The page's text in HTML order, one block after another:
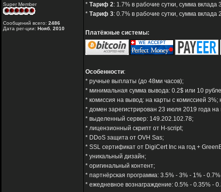
Super Member
Сообщений всего: 2486
Дата рег-ции: Нояб. 2010
* Тариф 2: 1.7% в рабочие сутки, сумма
* Тариф 3: 0.7% в рабочие сутки, сумма
Платёжные системы:
Особенности:
* ручные выплаты (до 48ми часов);
* минимальная сумма вывода: 0.2$ или 10
* комиссия на вывод: на карты с комиссией
* домен зарегистрирован 23 июля 2019 года на
* выделенный сервер: 149.202.102.78;
* лицензионный скрипт от H-script;
* DDoS защита от OVH Sas;
* SSL сертификат от DigiCert Inc на год +
* уникальный дизайн;
* оригинальный контент;
* партнёрская программа: 3.5% - 3% - 1% -
* ежедневное вознаграждение: 0.5% - 0.35% -